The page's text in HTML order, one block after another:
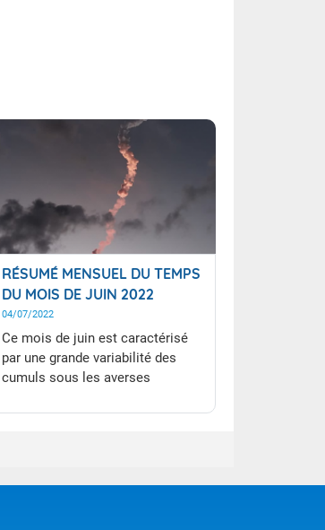
RÉSUMÉ MENSUEL DU TEMPS
DU MOIS DE JUIN 2022
04/07/2022
Ce mois de juin est caractérisé
par une grande variabilité des
cumuls sous les averses
Zone de Convergence Inter